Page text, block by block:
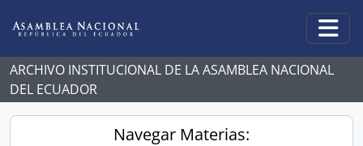
ARCHIVO INSTITUCIONAL DE LA ASAMBLEA NACIONAL
DEL ECUADOR
Navegar Materias: